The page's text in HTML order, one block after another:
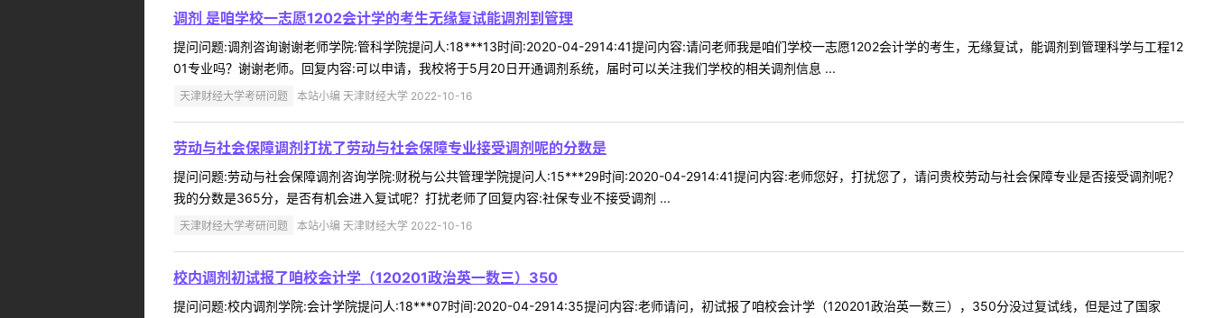
调剂 是咱学校一志愿1202会计学的考生无缘复试能调剂到管理
提问问题:调剂咨询谢谢老师学院:管科学院提问人:18***13时间:2020-04-2914:41提问内容:请问老师我是咱们学校一志愿1202会计学的考生，无缘复试，能调剂到管理科学与工程12
01专业吗？谢谢老师。回复内容:可以申请，我校将于5月20日开通调剂系统，届时可以关注我们学校的相关调剂信息 ...
天津财经大学考研问题 本站小编 天津财经大学 2022-10-16
劳动与社会保障调剂打扰了劳动与社会保障专业接受调剂呢的分数是
提问问题:劳动与社会保障调剂咨询学院:财税与公共管理学院提问人:15***29时间:2020-04-2914:41提问内容:老师您好，打扰您了，请问贵校劳动与社会保障专业是否接受调剂呢？
我的分数是365分，是否有机会进入复试呢？打扰老师了回复内容:社保专业不接受调剂 ...
天津财经大学考研问题 本站小编 天津财经大学 2022-10-16
校内调剂初试报了咱校会计学（120201政治英一数三）350
提问问题:校内调剂学院:会计学院提问人:18***07时间:2020-04-2914:35提问内容:老师请问，初试报了咱校会计学（120201政治英一数三），350分没过复试线，但是过了国家